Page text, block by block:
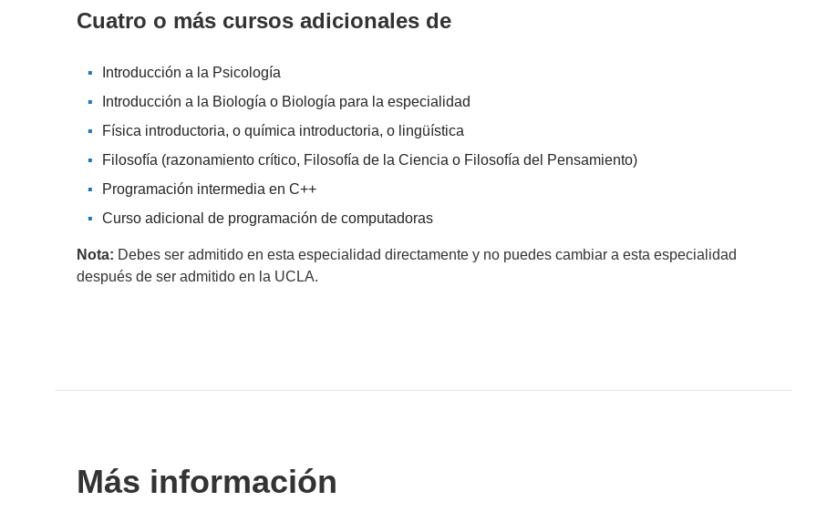
Cuatro o más cursos adicionales de
Introducción a la Psicología
Introducción a la Biología o Biología para la especialidad
Física introductoria, o química introductoria, o lingüística
Filosofía (razonamiento crítico, Filosofía de la Ciencia o Filosofía del Pensamiento)
Programación intermedia en C++
Curso adicional de programación de computadoras
Nota: Debes ser admitido en esta especialidad directamente y no puedes cambiar a esta especialidad
después de ser admitido en la UCLA.
Más información